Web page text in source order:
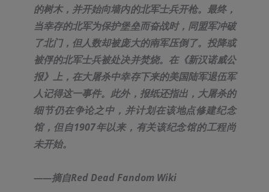
的树木，并开始向墙内的北军士兵开枪。最终，
当幸存的北军为保护堡垒而奋战时，同盟军冲破
了北门，但人数却被庞大的南军压倒了。投降或
被俘的北军士兵被处决并焚烧。在《新汉诺威公
报》上，在大屠杀中幸存下来的美国陆军退伍军
人记得这一事件。此外，报纸还指出，大屠杀的
细节仍在争论之中，并计划在该地点修建纪念
馆，但自1907年以来，有关该纪念馆的工程尚
未开始。
——摘自Red Dead Fandom Wiki